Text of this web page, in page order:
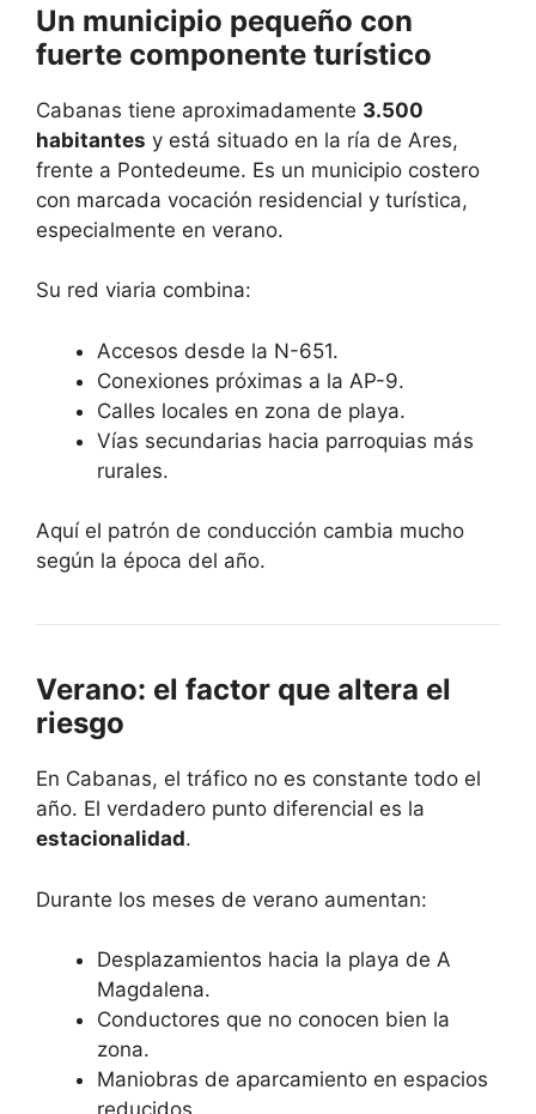
Un municipio pequeño con
fuerte componente turístico
Cabanas tiene aproximadamente 3.500
habitantes y está situado en la ría de Ares,
frente a Pontedeume. Es un municipio costero
con marcada vocación residencial y turística,
especialmente en verano.
Su red viaria combina:
Accesos desde la N-651.
Conexiones próximas a la AP-9.
Calles locales en zona de playa.
Vías secundarias hacia parroquias más
rurales.
Aquí el patrón de conducción cambia mucho
según la época del año.
Verano: el factor que altera el
riesgo
En Cabanas, el tráfico no es constante todo el
año. El verdadero punto diferencial es la
estacionalidad.
Durante los meses de verano aumentan:
Desplazamientos hacia la playa de A
Magdalena.
Conductores que no conocen bien la
zona.
Maniobras de aparcamiento en espacios
reducidos.